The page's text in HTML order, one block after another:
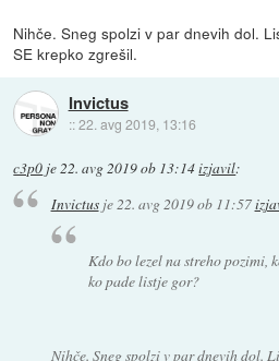
Nihče. Sneg spolzi v par dnevih dol.
SE krepko zgrešil.
Invictus
::22. avg 2019, 13:16
c3p0 je 22. avg 2019 ob 13:14izjavil:
Invictusje22. avg 2019 ob 11:57
Kdo bo lezel na streho pozimi,
ko pade listje gor?
Nihče. Sneg spolzi v par dnevih dol.